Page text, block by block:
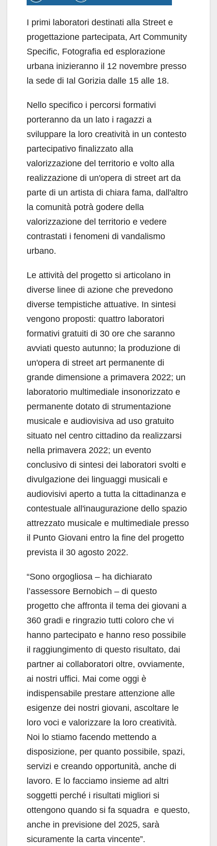
I primi laboratori destinati alla Street e
progettazione partecipata, Art Community
Specific, Fotografia ed esplorazione
urbana inizieranno il 12 novembre presso
la sede di Ial Gorizia dalle 15 alle 18.
Nello specifico i percorsi formativi
porteranno da un lato i ragazzi a
sviluppare la loro creatività in un contesto
partecipativo finalizzato alla
valorizzazione del territorio e volto alla
realizzazione di un'opera di street art da
parte di un artista di chiara fama, dall'altro
la comunità potrà godere della
valorizzazione del territorio e vedere
contrastati i fenomeni di vandalismo
urbano.
Le attività del progetto si articolano in
diverse linee di azione che prevedono
diverse tempistiche attuative. In sintesi
vengono proposti: quattro laboratori
formativi gratuiti di 30 ore che saranno
avviati questo autunno; la produzione di
un'opera di street art permanente di
grande dimensione a primavera 2022; un
laboratorio multimediale insonorizzato e
permanente dotato di strumentazione
musicale e audiovisiva ad uso gratuito
situato nel centro cittadino da realizzarsi
nella primavera 2022; un evento
conclusivo di sintesi dei laboratori svolti e
divulgazione dei linguaggi musicali e
audiovisivi aperto a tutta la cittadinanza e
contestuale all'inaugurazione dello spazio
attrezzato musicale e multimediale presso
il Punto Giovani entro la fine del progetto
prevista il 30 agosto 2022.
“Sono orgogliosa – ha dichiarato
l’assessore Bernobich – di questo
progetto che affronta il tema dei giovani a
360 gradi e ringrazio tutti coloro che vi
hanno partecipato e hanno reso possibile
il raggiungimento di questo risultato, dai
partner ai collaboratori oltre, ovviamente,
ai nostri uffici. Mai come oggi è
indispensabile prestare attenzione alle
esigenze dei nostri giovani, ascoltare le
loro voci e valorizzare la loro creatività.
Noi lo stiamo facendo mettendo a
disposizione, per quanto possibile, spazi,
servizi e creando opportunità, anche di
lavoro. E lo facciamo insieme ad altri
soggetti perché i risultati migliori si
ottengono quando si fa squadra e questo,
anche in previsione del 2025, sarà
sicuramente la carta vincente”.